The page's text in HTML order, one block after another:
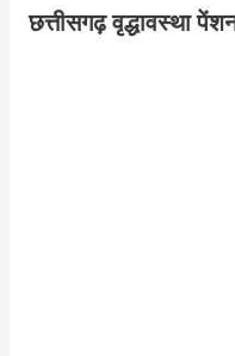
छत्तीसगढ़ वृद्धावस्था